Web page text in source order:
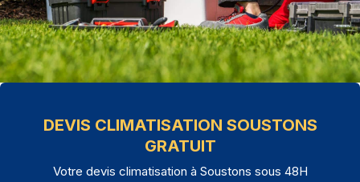
DEVIS CLIMATISATION SOUSTONS
GRATUIT
Votre devis climatisation à Soustons sous 48H